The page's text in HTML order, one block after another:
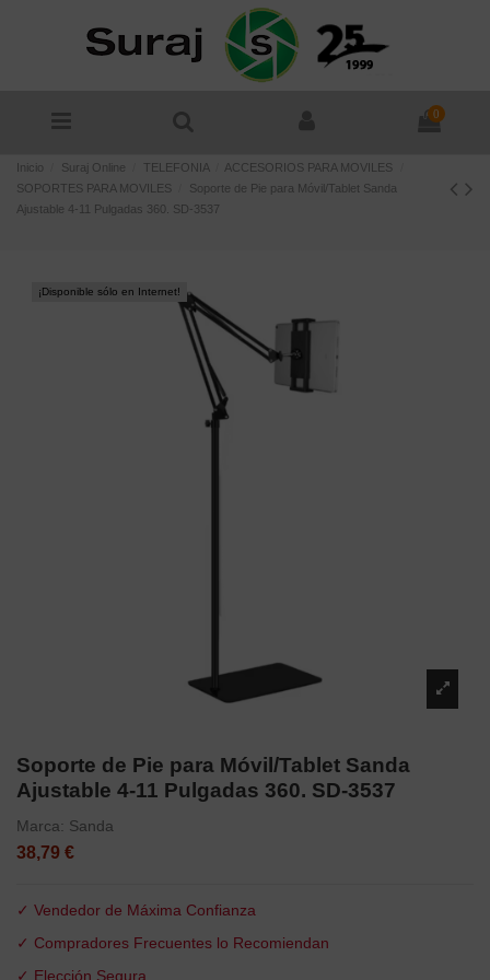
0
Inicio Suraj Online TELEFONIA
ACCESORIOS PARA MOVILES
SOPORTES PARA MOVILES
Soporte de Pie para Móvil/Tablet Sanda
Ajustable 4-11 Pulgadas 360. SD-3537
¡Disponible sólo en Internet!
Soporte de Pie para Móvil/Tablet Sanda
Ajustable 4-11 Pulgadas 360. SD-3537
Marca: Sanda
38,79 €
✓ Vendedor de Máxima Confianza
✓ Compradores Frecuentes lo Recomiendan
✓ Elección Segura